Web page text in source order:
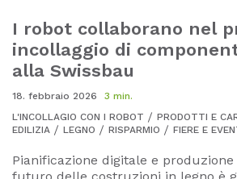
I robot collaborano nel
incollaggio di
alla Swissbau
18. febbraio 2026
3 min.
L'INCOLLAGIO CON I ROBOT
PRODOTTI E
EDILIZIA
LEGNO RISPARMIO FIERE E
Pianificazione digitale e
futuro delle costruzioni in legno è